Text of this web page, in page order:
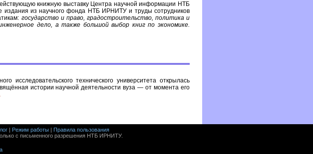
книжную выставку Центра научной информации НТБ
издания из научного фонда НТБ ИРНИТУ и труды сотрудников
государство и право, градостроительство, политика и
дело, а также большой выбор книг по экономике.
исследовательского технического университета открылась
истории научной деятельности вуза — от момента его
| Режим работы | Правила пользования
с письменного разрешения НТБ ИРНИТУ.